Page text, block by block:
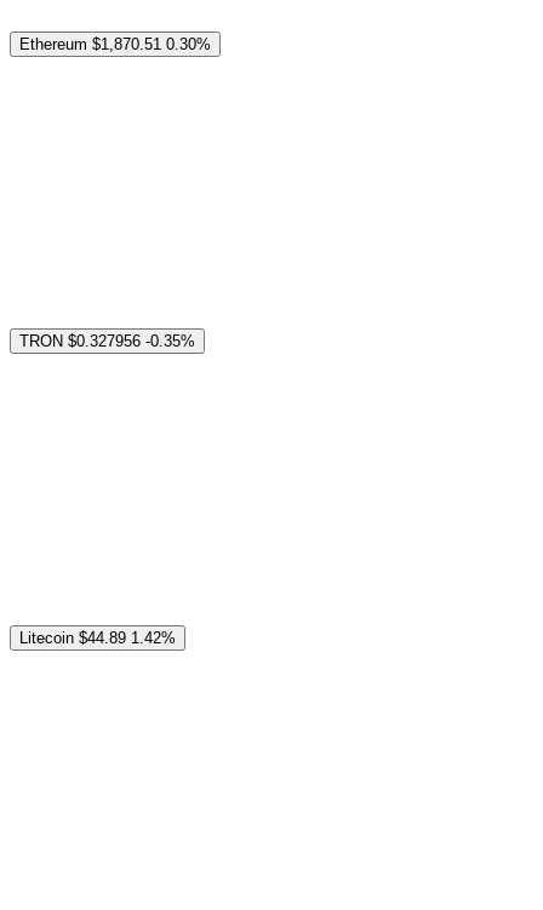
Ethereum $1,870.51 0.30%
TRON $0.327956 -0.35%
Litecoin $44.89 1.42%